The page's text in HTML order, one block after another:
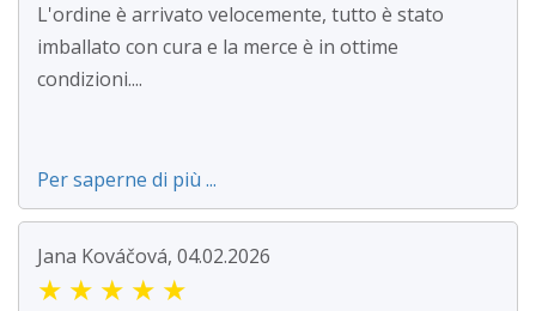
L'ordine è arrivato velocemente, tutto è stato
imballato con cura e la merce è in ottime
condizioni....
Per saperne di più ...
Jana Kováčová, 04.02.2026
★ ★ ★ ★ ★